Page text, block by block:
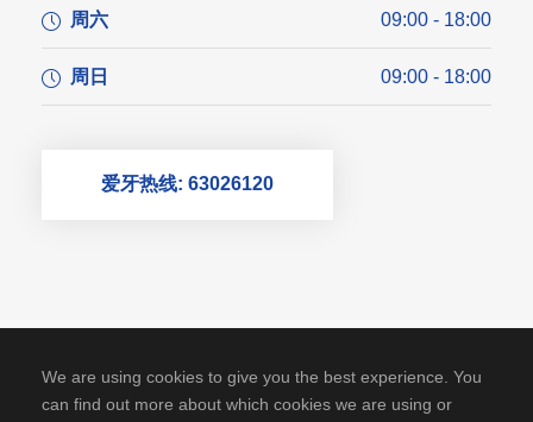
周六 09:00 - 18:00
周日 09:00 - 18:00
爱牙热线: 63026120
We are using cookies to give you the best experience. You
can find out more about which cookies we are using or